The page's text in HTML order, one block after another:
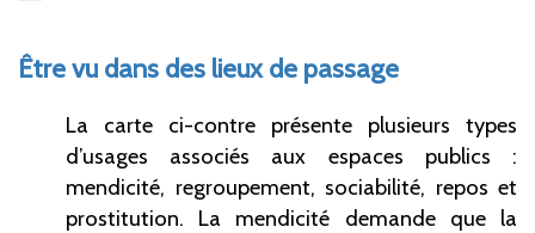
Être vu dans des lieux de passage
La carte ci-contre présente plusieurs types
d’usages associés aux espaces publics :
mendicité, regroupement, sociabilité, repos et
prostitution. La mendicité demande que la